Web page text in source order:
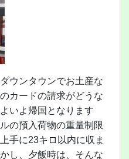
ウンタウンでお土産な
カードの請求がどうな
いよ帰国となります
の預入荷物の重量制限
手に23キロ以内に収ま
し、夕飯時は、そんな